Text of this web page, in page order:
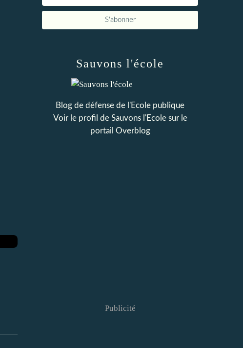
Sauvons l'école
Blog de défense de l'Ecole publique
Voir le profil de Sauvons l'Ecolesur le
portail Overblog
Publicité